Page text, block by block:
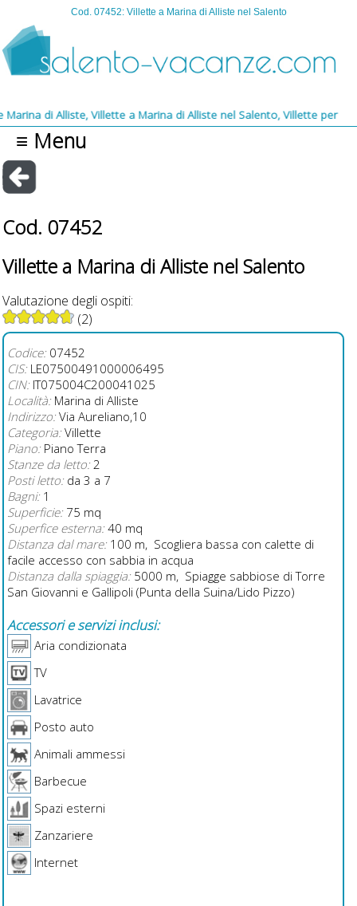
Cod. 07452: Villette a Marina di Alliste nel Salento
di Alliste, Villette a Marina di Alliste nel Salento, Villette per
≡ Menu
Cod. 07452
Villette a Marina di Alliste nel Salento
Valutazione degli ospiti:
(2)
Codice:07452
CIS:LE07500491000006495
CIN:IT075004C200041025
Località: Marina di Alliste
Indirizzo:Via Aureliano,10
Categoria:Villette
Piano:Piano Terra
Stanze da letto:2
Posti letto:da 3 a 7
Bagni:1
Superficie:75 mq
Superfice esterna:40 mq
Distanza dal mare:100 m, Scogliera bassa con calette di
facile accesso con sabbia in acqua
Distanza dalla spiaggia:5000 m, Spiagge sabbiose di Torre
San Giovanni e Gallipoli (Punta della Suina/Lido Pizzo)
Accessori e servizi inclusi:
Aria condizionata
TV
Lavatrice
Posto auto
Animali ammessi
Barbecue
Spazi esterni
Zanzariere
Internet